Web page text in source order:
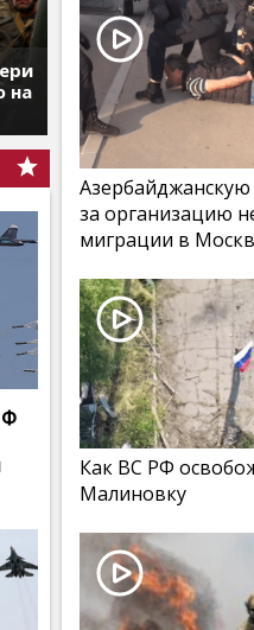
на
за организацию
миграции в
Как ВС РФ
Малиновку